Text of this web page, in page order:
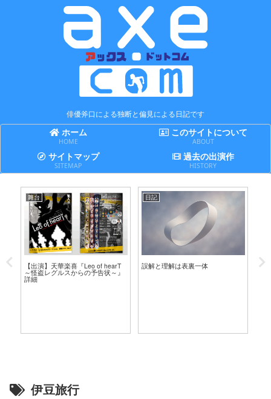
俳優斧口による独断と偏見による日記です
ホーム
HOME
このサイトについて
ABOUT
サイトマップ
SITEMAP
過去の出演作
HISTORY
舞台
【出演】天華楽喜『Leo of hearT
～怪盗レグルスからの予告状～』
詳細
日記
誤解と理解は表裏一体
伊豆旅行